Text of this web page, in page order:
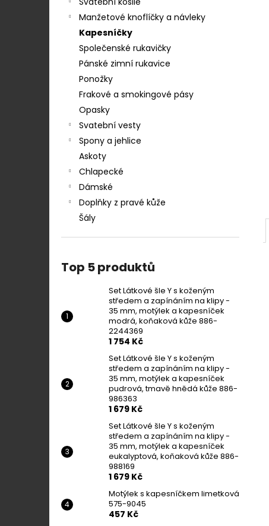
Manžetové knoflíčky a návleky
Kapesníčky
Společenské rukavičky
Pánské zimní rukavice
Ponožky
Frakové a smokingové pásy
Opasky
Svatební vesty
Spony a jehlice
Askoty
Chlapecké
Dámské
Doplňky z pravé kůže
Šály
Top 5 produktů
Set Látkové šle Y s koženým
středem a zapínáním na klipy -
35 mm, motýlek a kapesníček
modrá, koňaková kůže 886-
2244369
1 754 Kč
Set Látkové šle Y s koženým
středem a zapínáním na klipy -
35 mm, motýlek a kapesníček
pudrová, tmavě hnědá kůže 886-
986363
1 679 Kč
Set Látkové šle Y s koženým
středem a zapínáním na klipy -
35 mm, motýlek a kapesníček
eukalyptová, koňaková kůže 886-
988169
1 679 Kč
Motýlek s kapesníčkem limetková
575-9045
457 Kč
MM, MOTÝLEK A KAPESNÍČEK MODRÁ,
KOŇAKOVÁ KŮŽE 886-2244369
1 754 Kč